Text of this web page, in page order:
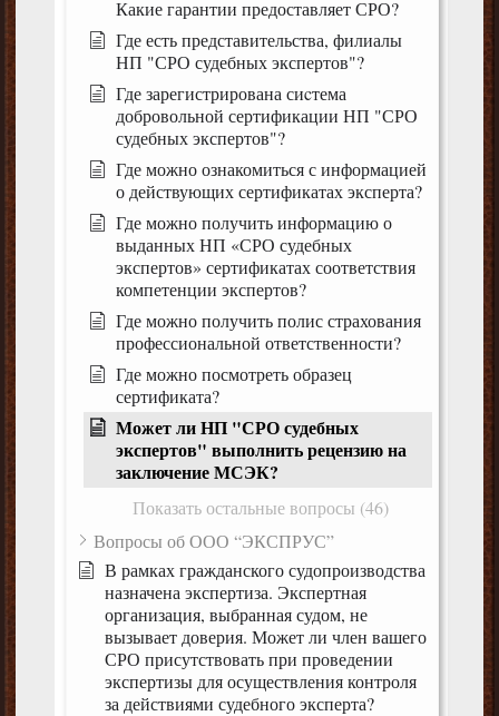
Какие гарантии предоставляет СРО?
Где есть представительства, филиалы
НП "СРО судебных экспертов"?
Где зарегистрирована сиcтема
добровольной сертификации НП "СРО
судебных экспертов"?
Где можно ознакомиться с информацией
о действующих сертификатах эксперта?
Где можно получить информацию о
выданных НП «СРО судебных
экспертов» сертификатах соответствия
компетенции экспертов?
Где можно получить полис страхования
профессиональной ответственности?
Где можно посмотреть образец
сертификата?
Может ли НП "СРО судебных
экспертов" выполнить рецензию на
заключение МСЭК?
Показать остальные вопросы (46)
Вопросы об ООО “ЭКСПРУС”
В рамках гражданского судопроизводства
назначена экспертиза. Экспертная
организация, выбранная судом, не
вызывает доверия. Может ли член вашего
СРО присутствовать при проведении
экспертизы для осуществления контроля
за действиями судебного эксперта?